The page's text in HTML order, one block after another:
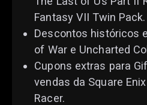
Fantasy VII Twin Pack.
Descontos históricos
of War e Uncharted
Cupons extras para
vendas da Square
Racer.